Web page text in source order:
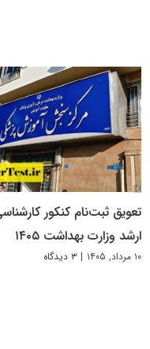
تعویق ثبت‌نام کنکور
ارشد وزارت بهداشت ۱۴۰۵
۱۰ مرداد, ۱۴۰۵ | ۳ دیدگاه